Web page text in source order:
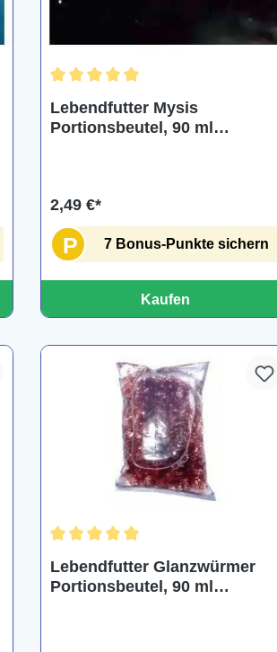
Lebendfutter Mysis
Portionsbeutel, 90 ml
2,49 €*
P 7 Bonus-Punkte sichern
Kaufen
Lebendfutter Glanzwürmer
Portionsbeutel, 90 ml